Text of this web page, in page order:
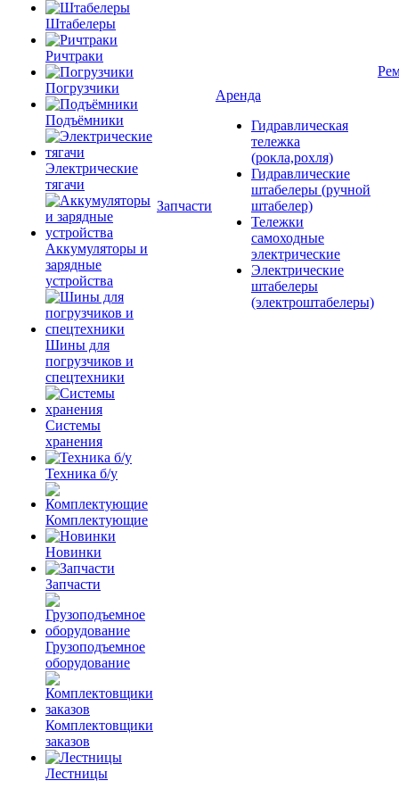
Штабелеры
Ричтраки
Погрузчики
Подъёмники
Электрические
тягачи
Аккумуляторы и
зарядные
устройства
Шины для
погрузчиков и
спецтехники
Системы
хранения
Техника б/у
Комплектующие
Новинки
Запчасти
Грузоподъемное
оборудование
Комплектовщики
заказов
Лестницы
Запчасти
Аренда
Гидравлическая
тележка
(рокла,рохля)
Гидравлические
штабелеры (ручной
штабелер)
Тележки
самоходные
электрические
Электрические
штабелеры
(электроштабелеры)